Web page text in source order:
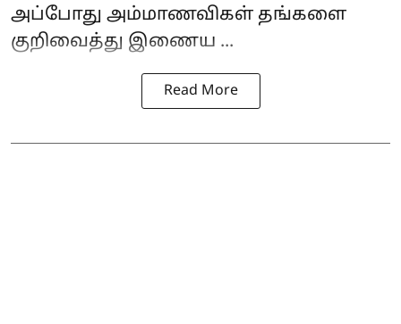
அப்போது அம்மாணவிகள் தங்களை
குறிவைத்து இணைய ...
Read More